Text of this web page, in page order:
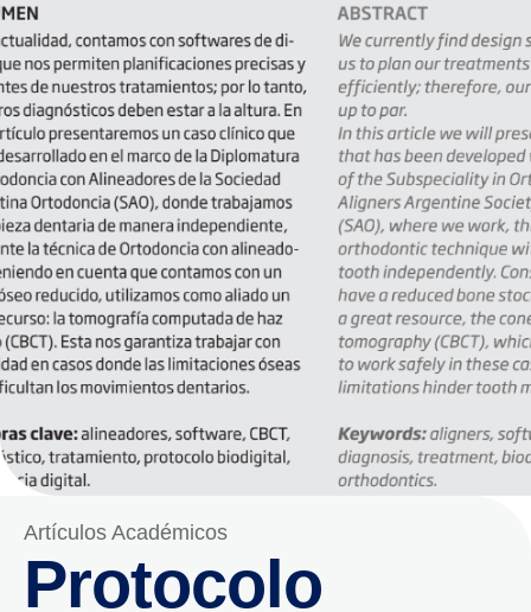
Artículos Académicos
Protocolo